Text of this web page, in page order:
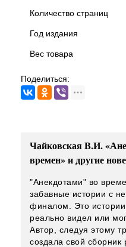
Количество страниц
Год издания
Вес товара
Поделиться:
Чайковская В.И.
времен» и другие
"Анекдотами" во
забавные истории с
финалом. Это
реально видел или
Автор, следуя этому
создала свой сборник